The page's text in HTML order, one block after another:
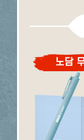
노담